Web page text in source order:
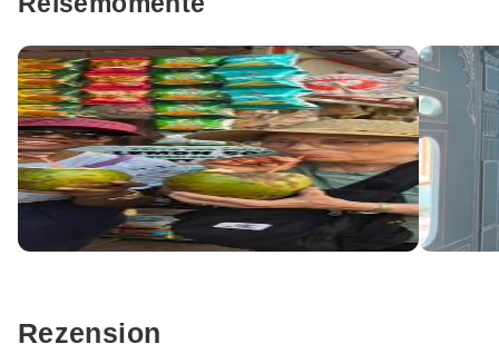
Rezension